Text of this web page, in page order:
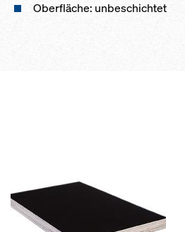
Oberfläche: unbeschichtet